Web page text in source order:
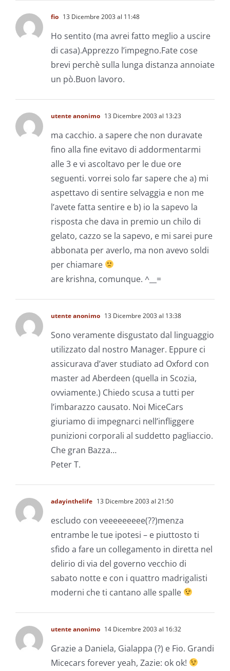
fio 13 Dicembre 2003 al 11:48
Ho sentito (ma avrei fatto meglio a uscire
di casa).Apprezzo l’impegno.Fate cose
brevi perchè sulla lunga distanza annoiate
un pò.Buon lavoro.
utente anonimo 13 Dicembre 2003 al 13:23
ma cacchio. a sapere che non duravate
fino alla fine evitavo di addormentarmi
alle 3 e vi ascoltavo per le due ore
seguenti. vorrei solo far sapere che a) mi
aspettavo di sentire selvaggia e non me
l’avete fatta sentire e b) io la sapevo la
risposta che dava in premio un chilo di
gelato, cazzo se la sapevo, e mi sarei pure
abbonata per averlo, ma non avevo soldi
per chiamare
are krishna, comunque. ^__=
utente anonimo 13 Dicembre 2003 al 13:38
Sono veramente disgustato dal linguaggio
utilizzato dal nostro Manager. Eppure ci
assicurava d’aver studiato ad Oxford con
master ad Aberdeen (quella in Scozia,
ovviamente.) Chiedo scusa a tutti per
l’imbarazzo causato. Noi MiceCars
giuriamo di impegnarci nell’infliggere
punizioni corporali al suddetto pagliaccio.
Che gran Bazza…
Peter T.
adayinthelife 13 Dicembre 2003 al 21:50
escludo con veeeeeeeee(??)menza
entrambe le tue ipotesi – e piuttosto ti
sfido a fare un collegamento in diretta nel
delirio di via del governo vecchio di
sabato notte e con i quattro madrigalisti
moderni che ti cantano alle spalle
utente anonimo 14 Dicembre 2003 al 16:32
Grazie a Daniela, Gialappa (?) e Fio. Grandi
Micecars forever yeah, Zazie: ok ok!